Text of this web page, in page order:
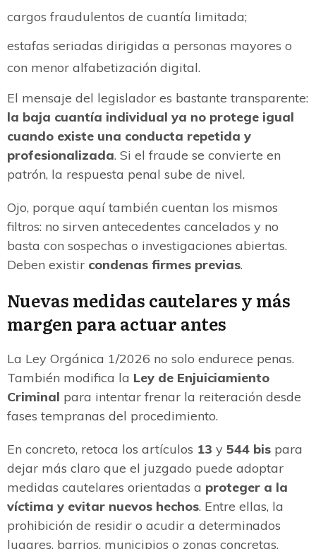
cargos fraudulentos de cuantía limitada;
estafas seriadas dirigidas a personas mayores o
con menor alfabetización digital.
El mensaje del legislador es bastante transparente:
la baja cuantía individual ya no protege igual
cuando existe una conducta repetida y
profesionalizada. Si el fraude se convierte en
patrón, la respuesta penal sube de nivel.
Ojo, porque aquí también cuentan los mismos
filtros: no sirven antecedentes cancelados y no
basta con sospechas o investigaciones abiertas.
Deben existir condenas firmes previas.
Nuevas medidas cautelares y más
margen para actuar antes
La Ley Orgánica 1/2026 no solo endurece penas.
También modifica la Ley de Enjuiciamiento
Criminal para intentar frenar la reiteración desde
fases tempranas del procedimiento.
En concreto, retoca los artículos 13 y 544 bis para
dejar más claro que el juzgado puede adoptar
medidas cautelares orientadas a proteger a la
víctima y evitar nuevos hechos. Entre ellas, la
prohibición de residir o acudir a determinados
lugares, barrios, municipios o zonas concretas,